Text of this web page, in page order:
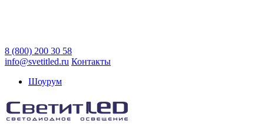
8 (800) 200 30 58
info@svetitled.ru Контакты
Шоурум